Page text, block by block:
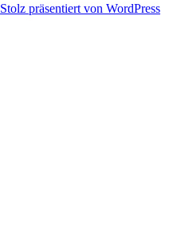
Stolz präsentiert von WordPress